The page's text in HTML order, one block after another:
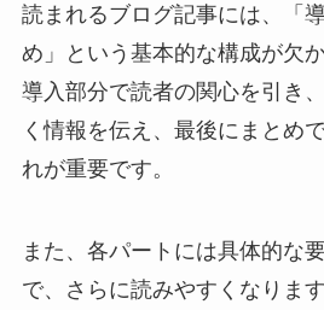
読まれるブログ記事には、「
め」という基本的な構成が欠
導入部分で読者の関心を引き
く情報を伝え、最後にまとめ
れが重要です。
また、各パートには具体的な
で、さらに読みやすくなりま